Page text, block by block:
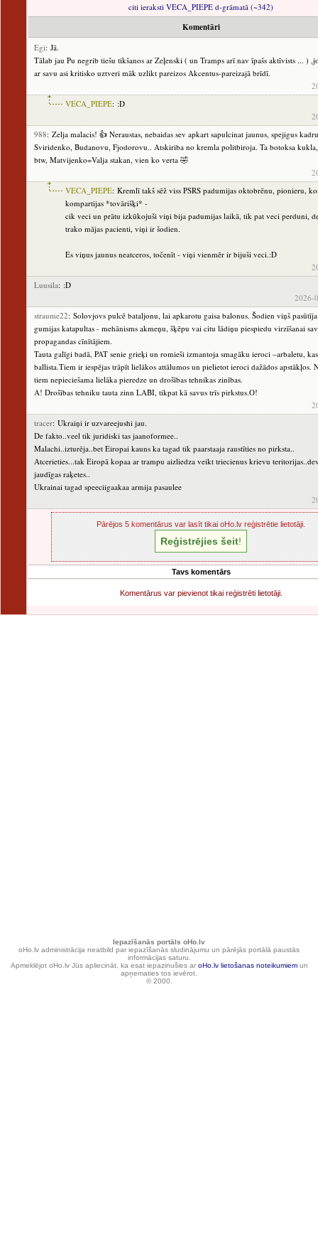
citi ieraksti VECA_PIEPE d-grāmatā (~342)
Komentāri
Egi: Jā.
Tālab jau Pu negrib tiešu tikšanos ar Zeļenski ( un Tramps arī nav īpašs aktīvists ... )
ar savu asi kritisko uztveri māk uzlikt pareizos Akcentus-pareizajā brīdī.
VECA_PIEPE: :D
988: Zelja malacis! 👍 Neraustas, nebaidas sev apkart sapulcinat jaunus, spejigus
Sviridenko, Budanovu, Fjodorovu.. Atskiriba no kremla politbiroja. Ta botoksa
btw, Matvijenko=Valja stakan, vien ko verta 🤣
VECA_PIEPE: Kremlī takš sēž viss PSRS padumijas oktobrēnu, pionieru,
kompartijas *tovārišķi* -
cik veci un prātu izkūkojuši viņi bija padumijas laikā, tik pat veci perduni,
trako mājas pacienti, viņi ir šodien.
Es viņus jaunus neatceros, točenīt - viņi vienmēr ir bijuši veci.:D
Luusila: :D
2026-
straume22: Solovjovs pulcē bataljonu, lai apkarotu gaisa balonus. Šodien viņš
gumijas katapultas - mehānisms akmeņu, šķēpu vai citu lādiņu piespiedu virzīšanai
propagandas cīnītājiem.
Tauta galīgi badā, PAT senie grieķi un romieši izmantoja smagāku ieroci –arbaletu,
ballista.Tiem ir iespējas trāpīt lielākos attālumos un pielietot ieroci dažādos apstākļos.
tiem nepieciešama lielāka pieredze un drošības tehnikas zinības.
A! Drošības tehniku tauta zinn LABI, tikpat kā savus trīs pirkstus.O!
tracer: Ukraiņi ir uzvareejushi jau.
De fakto..veel tik juridiski tas jaanoformee..
Malachi..izturēja..bet Eiropai kauns ka tagad tik paarstaaja raustīties no pirksta..
Atcerieties...tak Eiropā kopaa ar trampu aizliedza veikt triecienus krievu
jaudīgas raķetes..
Ukrainai tagad speeciigaakaa armija pasaulee
Pārējos 5 komentārus var lasīt tikai oHo.lv reģistrētie lietotāji.
Reģistrējies šeit!
Tavs komentārs
Komentārus var pievienot tikai reģistrēti lietotāji.
Iepazīšanās portāls oHo.lv
oHo.lv administrācija neatbild par iepazīšanās sludinājumu un pārējās portālā paustās
informācijas saturu.
Apmeklējot oHo.lv Jūs apliecināt, ka esat iepazinušies ar oHo.lv lietošanas noteikumiemun
apņematies tos ievērot.
© 2000.